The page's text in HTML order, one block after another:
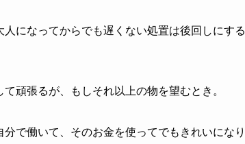
になってからでも遅くない処置は後回しにする
頑張るが、もしそれ以上の物を望むとき。
で働いて、そのお金を使ってでもきれいになり